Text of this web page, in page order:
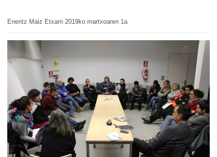
Eneritz Maiz Etxarri 2019ko martxoaren 1a